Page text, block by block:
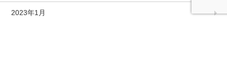
2023年1月